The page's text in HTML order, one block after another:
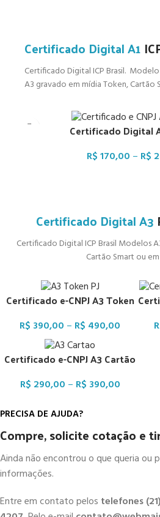
Certificado Digital A1
Certificado Digital ICP Brasil.
A3 gravado em mídia Token, Cartão
Certificado Digital
R$170,00 – R$
Certificado Digital A3
Certificado Digital ICP Brasil Modelos
Cartão Smart ou
Certificado e-CNPJ A3 Token
R$ 390,00 – R$ 490,00
Certificado e-CNPJ A3 Cartão
R$ 290,00 – R$ 390,00
PRECISA DE AJUDA?
Compre, solicite cotação e
Ainda não encontrou o que queria ou
informações.
Entre em contato pelos telefones